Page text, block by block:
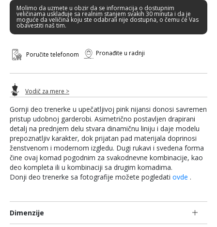
Gornji deo trenerke u upečatljivoj pink nijansi donosi savremen
pristup udobnoj garderobi. Asimetrično postavljen drapirani
detalj na prednjem delu stvara dinamičnu liniju i daje modelu
prepoznatljiv karakter, dok prijatan pad materijala doprinosi
ženstvenom i modernom izgledu. Dugi rukavi i svedena forma
čine ovaj komad pogodnim za svakodnevne kombinacije, kao
deo kompleta ili u kombinaciji sa drugim komadima.
Donji deo trenerke sa fotografije možete pogledati ovde .
Dimenzije
Molimo da uzmete u obzir da se informacija o dostupnim
veličinama usklađuje sa realnim stanjem svakih 30 minuta i da je
moguće da veličina koju ste odabrali nije dostupna, o čemu će Vas
obavestiti naš tim.
Poručite telefonom Pronađite u radnji
Vodič za mere >